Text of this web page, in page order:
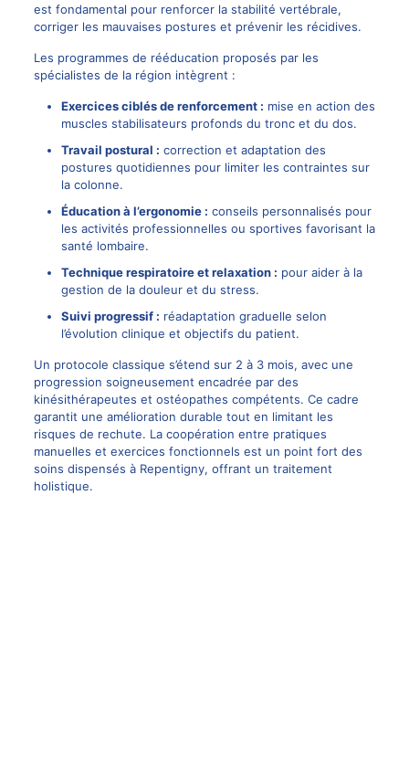
est fondamental pour renforcer la stabilité vertébrale,
corriger les mauvaises postures et prévenir les récidives.
Les programmes de rééducation proposés par les
spécialistes de la région intègrent :
Exercices ciblés de renforcement : mise en action des
muscles stabilisateurs profonds du tronc et du dos.
Travail postural : correction et adaptation des
postures quotidiennes pour limiter les contraintes sur
la colonne.
Éducation à l’ergonomie : conseils personnalisés pour
les activités professionnelles ou sportives favorisant la
santé lombaire.
Technique respiratoire et relaxation : pour aider à la
gestion de la douleur et du stress.
Suivi progressif : réadaptation graduelle selon
l’évolution clinique et objectifs du patient.
Un protocole classique s’étend sur 2 à 3 mois, avec une
progression soigneusement encadrée par des
kinésithérapeutes et ostéopathes compétents. Ce cadre
garantit une amélioration durable tout en limitant les
risques de rechute. La coopération entre pratiques
manuelles et exercices fonctionnels est un point fort des
soins dispensés à Repentigny, offrant un traitement
holistique.